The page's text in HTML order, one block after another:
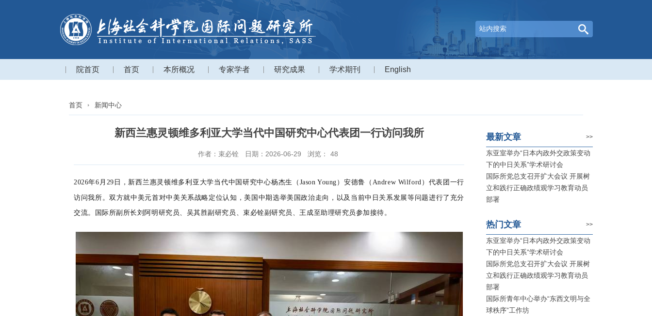
院首页 首页 本所概况 专家学者 研究成果 学术期刊 English
首页 新闻中心
新西兰惠灵顿维多利亚大学当代中国研究中心代表团一行访问我所
作者：束必铨 日期：2026-06-29 浏览： 48
2026年6 月 29 日， 新西兰惠灵顿维多利亚大学当代中国研究中心杨杰生（ Jason Young ）安德鲁（ Andrew Wilford ）代表团 一行
访问我所。双方就中美元首对中美关系战略定位认知，美国中期选举美国政治走向，以及当前中日关系发展等问题进行了充分
交流。 国际所副所长刘阿明研究员、吴其胜副研究员、束必铨副研究员、王成至助理研究员参加接待。
最新文章 >>
东亚室举办“日本内政外交政策变动
下的中日关系”学术研讨会
国际所党总支召开扩大会议 开展树
立和践行正确政绩观学习教育动员
部署
热门文章 >>
东亚室举办“日本内政外交政策变动
下的中日关系”学术研讨会
国际所党总支召开扩大会议 开展树
立和践行正确政绩观学习教育动员
部署
国际所青年中心举办“东西文明与全
球秩序”工作坊